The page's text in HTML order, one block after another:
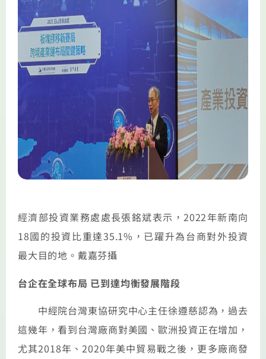
經濟部投資業務處處長張銘斌表示，2022年新南向
18國的投資比重達35.1%，已躍升為台商對外投資
最大目的地。戴嘉芬攝
台企在全球布局 已到達均衡發展階段
中經院台灣東協研究中心主任徐遵慈認為，過去
這幾年，看到台灣廠商對美國、歐洲投資正在增加，
尤其2018年、2020年美中貿易戰之後，更多廠商發